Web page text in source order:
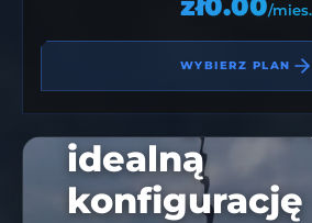
/mies.
WYBIERZ PLAN
Zbuduj
idealną
konfigurację